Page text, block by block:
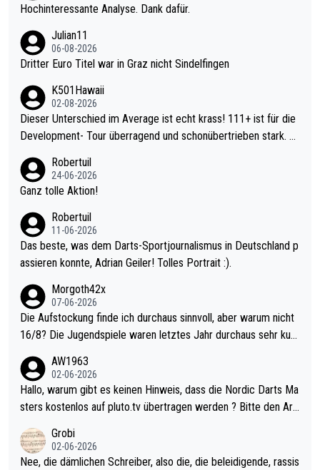
Hochinteressante Analyse. Dank dafür.
Julian11
06-08-2026
Dritter Euro Titel war in Graz nicht Sindelfingen
K501Hawaii
02-08-2026
Dieser Unterschied im Average ist echt krass! 111+ ist für die
Development- Tour überragend und schonübertrieben stark. U
mal 40+ erst recht. Da gewinnst keinen Blumentopf - ist ja noc
h krasser wie ein Pokalspiel eines Kreisligisten vs einem Bund
Robertuil
24-06-2026
Ganz tolle Aktion!
Robertuil
11-06-2026
Das beste, was dem Darts-Sportjournalismus in Deutschland p
assieren konnte, Adrian Geiler! Tolles Portrait :).
Morgoth42x
07-06-2026
Die Aufstockung finde ich durchaus sinnvoll, aber warum nicht
16/8? Die Jugendspiele waren letztes Jahr durchaus sehr kurz
Allerdings ist Mitchell Lawrie als Nummer 1 der Welt eh qualifi
ziert. Somit ändert die automatische Qualifikation des Weltmei
sters erstmal nichts. Ich denke sie wollen damit für nächstes J
ohl wenig WDF Turniere spielen. Dies war bei Archie Self letzt
es Jahr der Fall. Er musste als amtierender Weltmeister durch
AW1963
02-06-2026
Hallo, warum gibt es keinen Hinweis, dass die Nordic Darts Ma
sters kostenlos auf pluto.tv übertragen werden ? Bitte den Arti
Grobi
02-06-2026
Nee, die dämlichen Schreiber, also die, die beleidigende, rassis